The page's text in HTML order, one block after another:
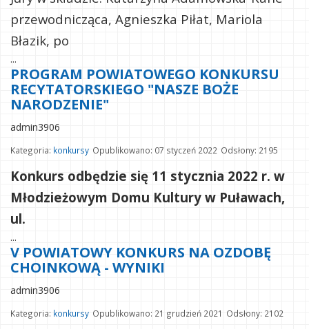
przewodnicząca, Agnieszka Piłat, Mariola
Błazik, po
...
PROGRAM POWIATOWEGO KONKURSU
RECYTATORSKIEGO "NASZE BOŻE
NARODZENIE"
admin3906
Kategoria: konkursy Opublikowano: 07 styczeń 2022 Odsłony: 2195
Konkurs odbędzie się 11 stycznia 2022 r. w
Młodzieżowym Domu Kultury w Puławach,
ul.
...
V POWIATOWY KONKURS NA OZDOBĘ
CHOINKOWĄ - WYNIKI
admin3906
Kategoria: konkursy Opublikowano: 21 grudzień 2021 Odsłony: 2102